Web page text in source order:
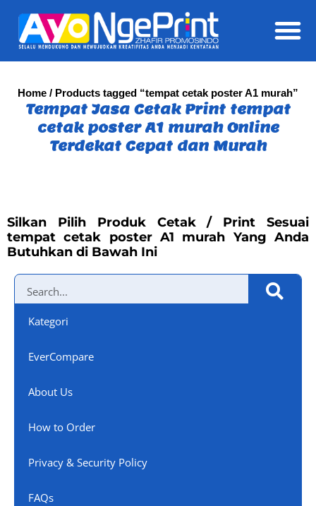
Home / Products tagged “tempat cetak poster A1 murah”
Tempat Jasa Cetak Print tempat
cetak poster A1 murah Online
Terdekat Cepat dan Murah
Silkan Pilih Produk Cetak / Print Sesuai
tempat cetak poster A1 murah Yang Anda
Butuhkan di Bawah Ini
Kategori
EverCompare
About Us
How to Order
Privacy & Security Policy
FAQs